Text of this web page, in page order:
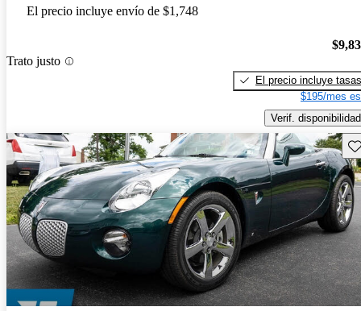
El precio incluye envío de $1,748
Trato justo
El precio incluye tasas
$195/mes
Verif. disponibilidad